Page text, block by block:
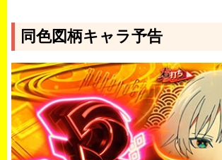
同色図柄キャラ予告